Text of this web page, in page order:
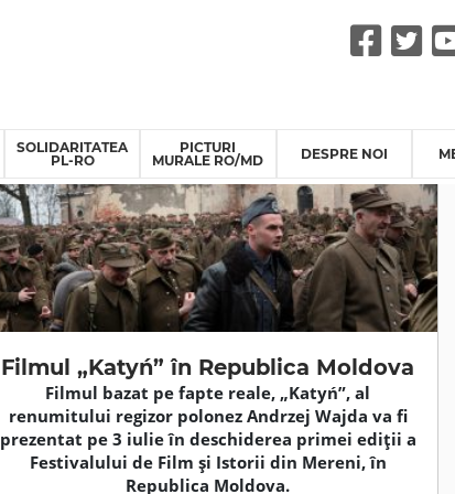
SOLIDARITATEA
PL-RO
PICTURI
MURALE RO/MD
DESPRE NOI
Filmul „Katyń” în Republica Moldova
Filmul bazat pe fapte reale, „Katyń”, al
renumitului regizor polonez Andrzej Wajda va fi
prezentat pe 3 iulie în deschiderea primei ediții a
Festivalului de Film și Istorii din Mereni, în
Republica Moldova.